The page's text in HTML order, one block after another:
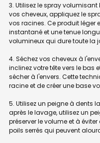
3. Utilisez le spray volumisant
vos cheveux, appliquez le
vos racines. Ce produit léger
instantané et une tenue
volumineux qui dure toute la
4. Séchez vos cheveux à
inclinez votre tête vers le bas
sécher à l'envers. Cette
racine et de créer une base
5. Utilisez un peigne à dents
après le lavage, utilisez un
préserver le volume et à
poils serrés qui peuvent